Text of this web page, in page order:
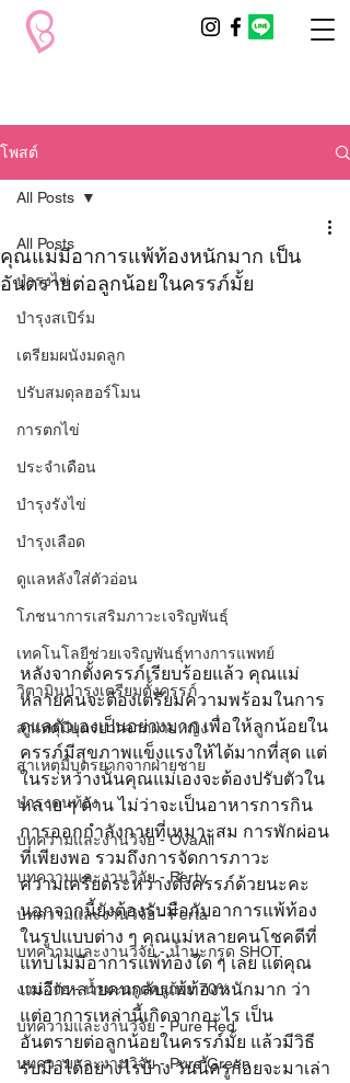
โพสต์
All Posts
บำรุงไข่
บำรุงสเปิร์ม
เตรียมผนังมดลูก
ปรับสมดุลฮอร์โมน
การตกไข่
ประจำเดือน
บำรุงรังไข่
บำรุงเลือด
ดูแลหลังใส่ตัวอ่อน
โภชนาการเสริมภาวะเจริญพันธุ์
เทคโนโลยีช่วยเจริญพันธุ์ทางการแพทย์
วิตามินบำรุงเตรียมตั้งครรภ์
สาเหตุมีบุตรยากจากฝ่ายหญิง
สาเหตุมีบุตรยากจากฝ่ายชาย
บำรุงคนท้อง
บทความและงานวิจัย - OvaAll
บทความและงานวิจัย - Ferty
บทความและงานวิจัย - Ferta
บทความและงานวิจัย - น้ำมะกรูด SHOT
งานวิจัย - น้ำมะกรูดครูก้อย 70%
บทความและงานวิจัย - Pure Red
บทความและงานวิจัย - Pure Green
All Posts
คุณแม่มีอาการแพ้ท้องหนักมาก เป็น
อันตรายต่อลูกน้อยในครรภ์มั้ย
หลังจากตั้งครรภ์เรียบร้อยแล้ว คุณแม่
หลายคนจะต้องเตรียมความพร้อมในการ
ดูแลตัวเองเป็นอย่างมาก เพื่อให้ลูกน้อยใน
ครรภ์มีสุขภาพแข็งแรงให้ได้มากที่สุด แต่
ในระหว่างนั้นคุณแม่เองจะต้องปรับตัวใน
หลาย ๆ ด้าน ไม่ว่าจะเป็นอาหารการกิน
การออกกำลังกายที่เหมาะสม การพักผ่อน
ที่เพียงพอ รวมถึงการจัดการภาวะ
ความเครียดระหว่างตั้งครรภ์ด้วยนะคะ
นอกจากนี้ยังต้องรับมือกับอาการแพ้ท้อง
ในรูปแบบต่าง ๆ คุณแม่หลายคนโชคดีที่
แทบไม่มีอาการแพ้ท้องใด ๆ เลย แต่คุณ
แม่อีกหลายคนกลับแพ้ท้องหนักมาก ว่า
แต่อาการเหล่านี้เกิดจากอะไร เป็น
อันตรายต่อลูกน้อยในครรภ์มั้ย แล้วมีวิธี
รับมือได้อย่างไรบ้าง วันนี้ครูก้อยจะมาเล่า